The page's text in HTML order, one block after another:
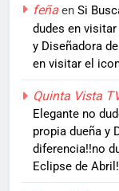
feña en Si
dudes en
y Diseñadora
en visitar el
Quinta Vista
Elegante no
propia dueña y
diferencia!!no
Eclipse de Abril!